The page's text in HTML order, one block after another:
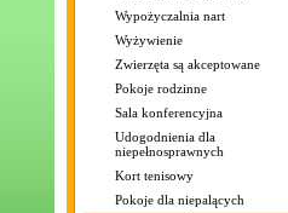
Wypożyczalnia nart
Wyżywienie
Zwierzęta są akceptowane
Pokoje rodzinne
Sala konferencyjna
Udogodnienia dla
niepełnosprawnych
Kort tenisowy
Pokoje dla niepalących